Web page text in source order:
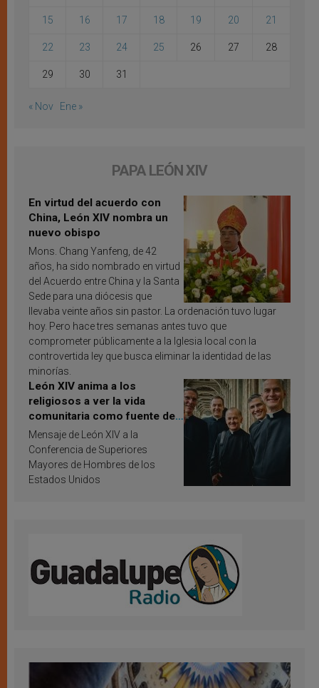
15 16 17 18 19 20 21
22 23 24 25 26 27 28
29 30 31
« Nov Ene »
PAPA LEÓN XIV
En virtud del acuerdo con
China, León XIV nombra un
nuevo obispo
Mons. Chang Yanfeng, de 42
años, ha sido nombrado en virtud
del Acuerdo entre China y la Santa
Sede para una diócesis que
llevaba veinte años sin pastor. La ordenación tuvo lugar
hoy. Pero hace tres semanas antes tuvo que
comprometer públicamente a la Iglesia local con la
controvertida ley que busca eliminar la identidad de las
minorías.
León XIV anima a los
religiosos a ver la vida
comunitaria como fuente de
inspiración y santificación
Mensaje de León XIV a la
Conferencia de Superiores
Mayores de Hombres de los
Estados Unidos